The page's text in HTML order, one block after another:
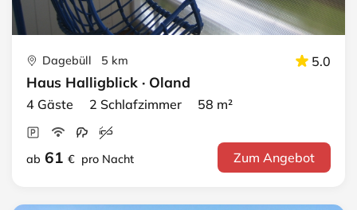
Dagebüll 5 km 5.0
Haus Halligblick · Oland
4 Gäste 2 Schlafzimmer 58 m²
ab 61 € pro Nacht Zum Angebot